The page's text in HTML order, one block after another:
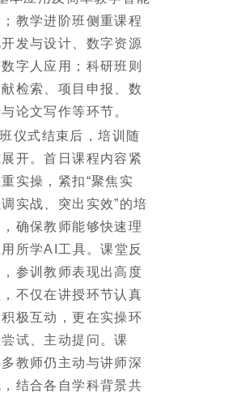
教学进阶班侧重课程
发与设计、数字资源
字人应用
；科研班则
检索、项目申报、数
论文写作等环节。
仪式结束后，培训随
开。首日课程内容紧
实操，紧扣“聚焦实
实战、突出实效”的培
确保教师能够快速理
所学AI 工具。课堂反
参训教师表现出高度
不仅在讲授环节认真
极互动，更在实操环
试、主动提问。课
教师仍主动与讲师深
，结合各自学科背景共